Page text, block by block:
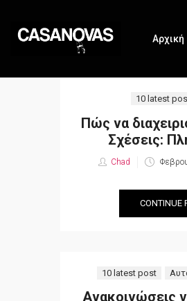
Αρχική
10 latest
Πώς να
Σχέσεις:
Chad
Posted
CONTINUE
10 latest post
Ανακοινώσεις